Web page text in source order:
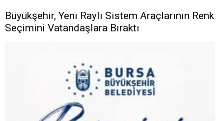
Büyükşehir, Yeni Raylı Sistem Araçlarının Renk
Seçimini Vatandaşlara Bıraktı